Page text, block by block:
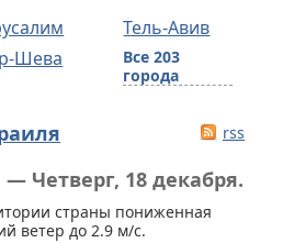
Тель-Авив
Шева
Все 203
города
rss
Четверг, 18 декабря.
страны пониженная
ветер до 2.9 м/с.